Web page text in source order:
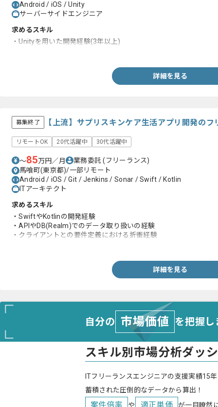
Android / iOS / Unity
サーバーサイドエンジニア
求めるスキル
・Unityを用いた開発経験(3年以上)
詳細を見る
募集終了 【上流】サプリスキンケア生活アプリ開発の
リモートOK 20代活躍中 30代活躍中
〜85万円／月 業務委託(フリーランス)
馬喰町(東京都)/一部リモート
Android / iOS / Git / Jenkins / Sonar / Swift / Kotlin
ITアーキテクト
求めるスキル
・SwiftやKotlinの開発経験
・APIやDB(Realm)でのデータ取り扱いの経験
・クライアントとの要件定義における折衝経験
詳細を見る
自分の 市場価値 を把握
スキル別市場分析ダッ
ITフリーランスエンジニアの支援実績15
蓄積された圧倒的なデータから算出！
案件倍率 や 適正単価 が一目瞭然